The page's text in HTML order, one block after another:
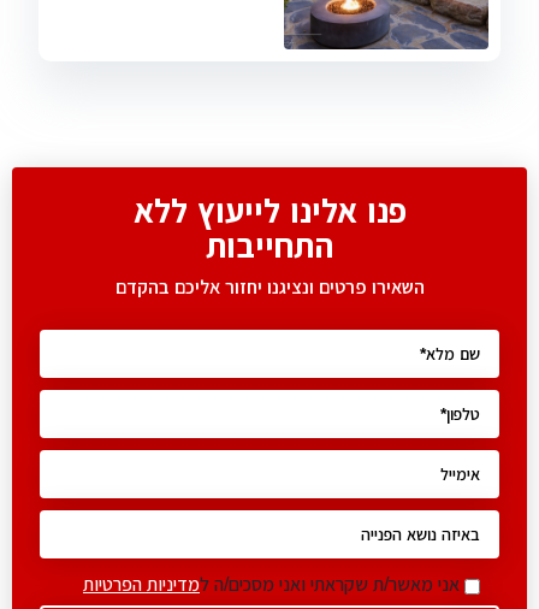
פנו אלינו לייעוץ ללא
התחייבות
השאירו פרטים ונציגנו יחזור אליכם בהקדם
אני מאשר/ת שקראתי ואני מסכים/ה למדיניות הפרטיות